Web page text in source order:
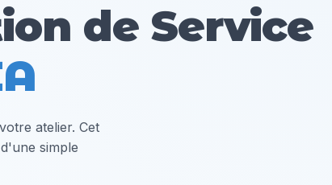
de Service
atelier. Cet
simple